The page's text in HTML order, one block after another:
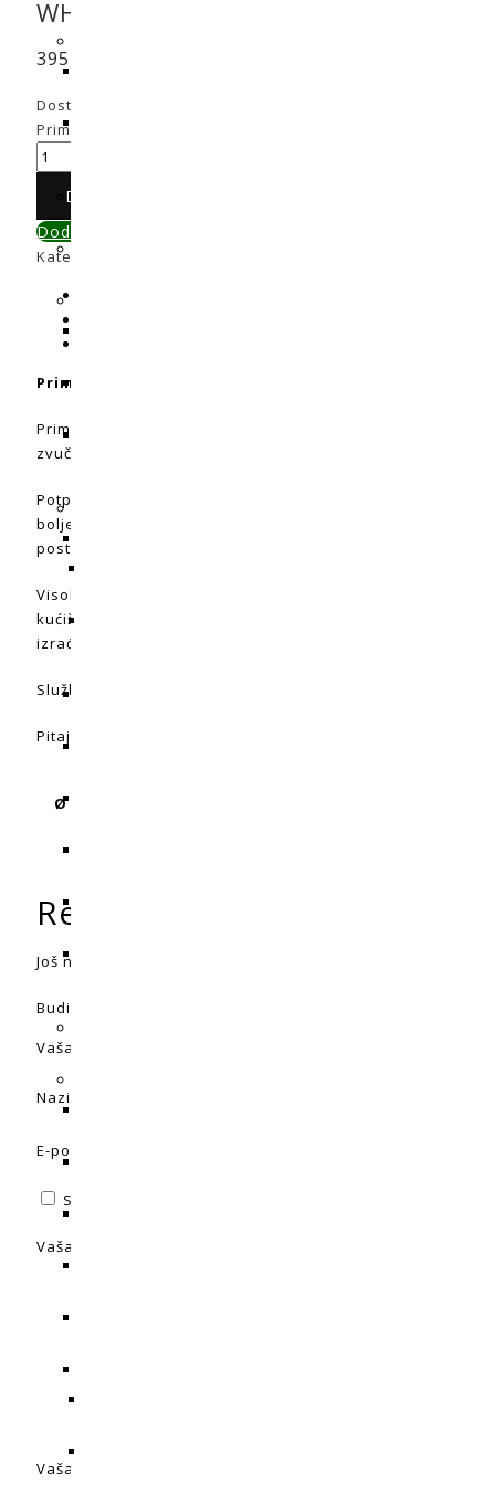
WHSP EC-TC 800 m³/h Silent
395,00
Dostupni:
Prima Klima PK125 WHSP EC-TC 800 m³/h Silent količina
Dodaj u košaricu
Dodaj u primerjavu
Kategorije:
Prima Klima PK125 WHSP EC-TC 800 m³ / h Silent
Prima Klima PK125 WHSP EC-TC 800 m³ / h Silent je
zvučno izolirani PRIMA KLIMA WHISPERBLOWER ventilatori
Potpuno novi dizajn razvijen u suradnji s EBM-PAPST
bolje rezultate mjerenja. Ovaj profesionalni ventilator,
postiže neusporedivu učinkovitost.
Visoko učinkovit EC ventilator s integriranom kontrolom
kućište, nova geometrija oštrice i kuglični ležajevi bez
izrađena od poliamida (najlona) koji je otporan na toplinu i
Službenu stranicu Prima Klime možete pronaći
Pitajte naše stručnjake za
Ø - prirubnica (mm) / protok zraka
Recenzije
Još nema recenzija.
Budite prvi koji će recenzirati “Prima Klima PK125 WHSP EC-
Vaša adresa e-pošte neće biti objavljena.
Naziv
E-pošta
Spremi moje ime, e-poštu i web-stranicu u ovom
Vaša ocjena
Vaša recenzija: